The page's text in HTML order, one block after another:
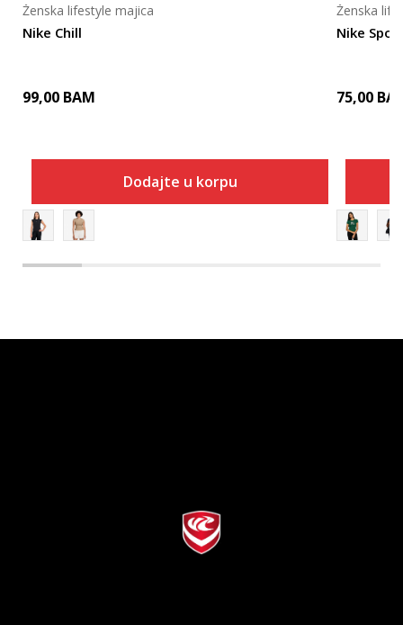
Nike Chill
Ženska lifestyle majica
99,00 BAM
Dodajte u korpu
Nike
Ženska
75,00